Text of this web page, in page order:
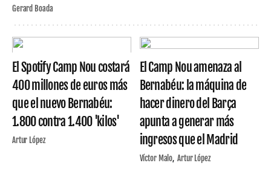
Gerard Boada
El Spotify Camp Nou costará
400 millones de euros más
que el nuevo Bernabéu:
1.800 contra 1.400 'kilos'
Artur López
El Camp Nou amenaza al
Bernabéu: la máquina de
hacer dinero del Barça
apunta a generar más
ingresos que el Madrid
Víctor Malo Artur López